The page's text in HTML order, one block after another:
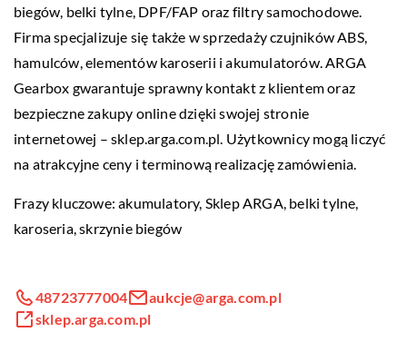
biegów, belki tylne, DPF/FAP oraz filtry samochodowe.
Firma specjalizuje się także w sprzedaży czujników ABS,
hamulców, elementów karoserii i akumulatorów. ARGA
Gearbox gwarantuje sprawny kontakt z klientem oraz
bezpieczne zakupy online dzięki swojej stronie
internetowej – sklep.arga.com.pl. Użytkownicy mogą liczyć
na atrakcyjne ceny i terminową realizację zamówienia.
Frazy kluczowe: akumulatory, Sklep ARGA, belki tylne,
karoseria, skrzynie biegów
48723777004
aukcje@arga.com.pl
sklep.arga.com.pl